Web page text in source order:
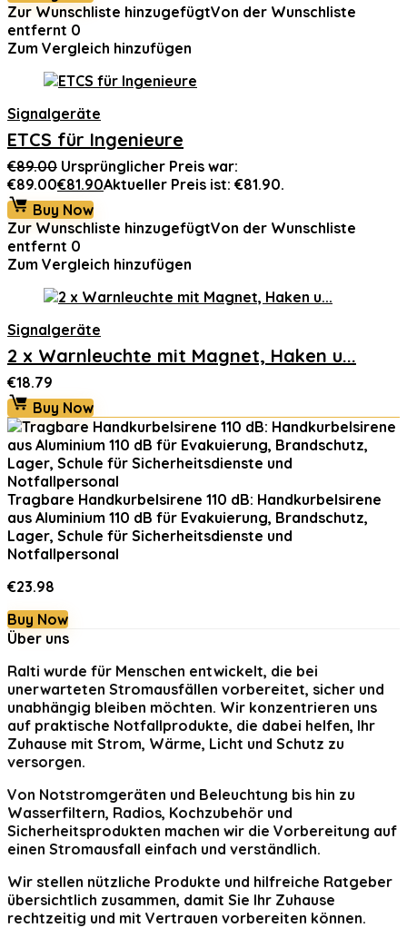
Zur Wunschliste hinzugefügtVon der Wunschliste
entfernt 0
Zum Vergleich hinzufügen
Signalgeräte
ETCS für Ingenieure
€89.00 Ursprünglicher Preis war:
€89.00€81.90Aktueller Preis ist: €81.90.
Buy Now
Zur Wunschliste hinzugefügtVon der Wunschliste
entfernt 0
Zum Vergleich hinzufügen
Signalgeräte
2 x Warnleuchte mit Magnet, Haken u...
€18.79
Buy Now
Tragbare Handkurbelsirene 110 dB: Handkurbelsirene
aus Aluminium 110 dB für Evakuierung, Brandschutz,
Lager, Schule für Sicherheitsdienste und
Notfallpersonal
€23.98
Buy Now
Über uns
Ralti wurde für Menschen entwickelt, die bei
unerwarteten Stromausfällen vorbereitet, sicher und
unabhängig bleiben möchten. Wir konzentrieren uns
auf praktische Notfallprodukte, die dabei helfen, Ihr
Zuhause mit Strom, Wärme, Licht und Schutz zu
versorgen.
Von Notstromgeräten und Beleuchtung bis hin zu
Wasserfiltern, Radios, Kochzubehör und
Sicherheitsprodukten machen wir die Vorbereitung auf
einen Stromausfall einfach und verständlich.
Wir stellen nützliche Produkte und hilfreiche Ratgeber
übersichtlich zusammen, damit Sie Ihr Zuhause
rechtzeitig und mit Vertrauen vorbereiten können.